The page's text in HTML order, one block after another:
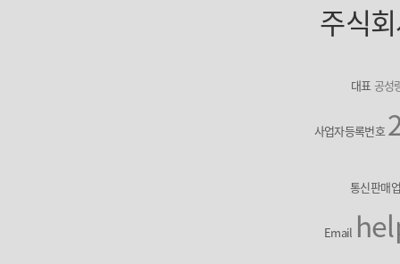
주식
대표공성
사업자등록번호
통신판매업
Email